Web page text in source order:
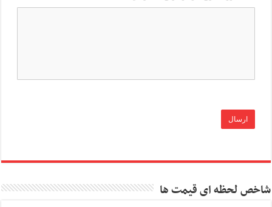
شاخص لحظه ای قیمت ها